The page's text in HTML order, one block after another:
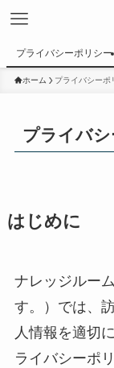
プライバシーポリシー
ホーム プライバシーポ
プライバ
はじめに
ナレッジルー
す。）では、
人情報を適切
ライバシーポ